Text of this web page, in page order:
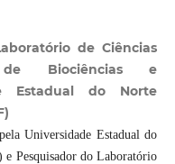
de Ciências
de Biociências e
Estadual do Norte
Universidade Estadual do
Pesquisador do Laboratório